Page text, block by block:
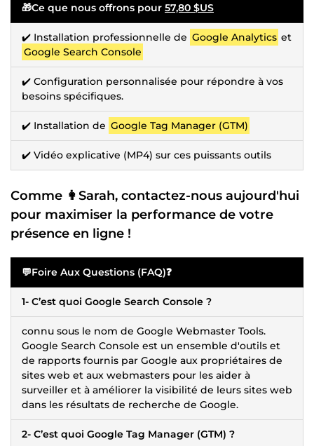
🎁Ce que nous offrons pour 57,80 $US
✔️ Installation professionnelle de Google Analytics et
Google Search Console
✔️ Configuration personnalisée pour répondre à vos
besoins spécifiques.
✔️ Installation de Google Tag Manager (GTM)
✔️ Vidéo explicative (MP4) sur ces puissants outils
Comme 👩Sarah, contactez-nous aujourd'hui
pour maximiser la performance de votre
présence en ligne !
💬Foire Aux Questions (FAQ)❓
1- C’est quoi Google Search Console ?
connu sous le nom de Google Webmaster Tools.
Google Search Console est un ensemble d'outils et
de rapports fournis par Google aux propriétaires de
sites web et aux webmasters pour les aider à
surveiller et à améliorer la visibilité de leurs sites web
dans les résultats de recherche de Google.
2- C’est quoi Google Tag Manager (GTM) ?